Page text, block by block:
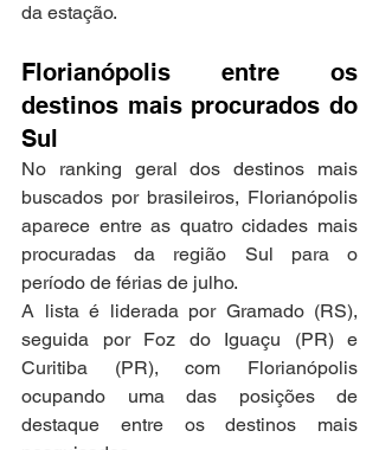
da estação.
Florianópolis entre os
destinos mais procurados do
Sul
No ranking geral dos destinos mais
buscados por brasileiros, Florianópolis
aparece entre as quatro cidades mais
procuradas da região Sul para o
período de férias de julho.
A lista é liderada por Gramado (RS),
seguida por Foz do Iguaçu (PR) e
Curitiba (PR), com Florianópolis
ocupando uma das posições de
destaque entre os destinos mais